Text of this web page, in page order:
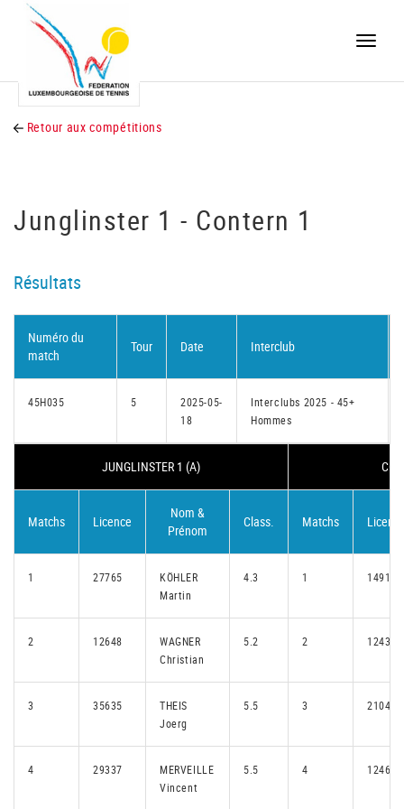
Toggle
Retour aux compétitions
Junglinster 1 - Contern 1
Résultats
Numéro du
match
Tour Date Interclub
45H035 5
2025-05-
18
Interclubs 2025 - 45+
Hommes
JUNGLINSTER 1 (A)
Matchs Licence
Nom &
Prénom
Class. Matchs
1 27765
KÖHLER
Martin
4.3 1 14911
2 12648
WAGNER
Christian
5.2 2 12437
3 35635
THEIS
Joerg
5.5 3 21049
4 29337
MERVEILLE
Vincent
5.5 4 12460